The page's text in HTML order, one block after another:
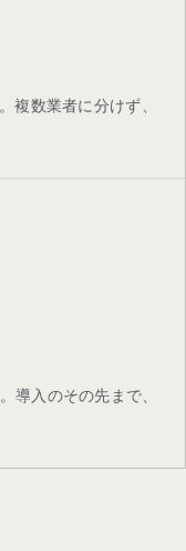
複数業者に分けず、
導入のその先まで、